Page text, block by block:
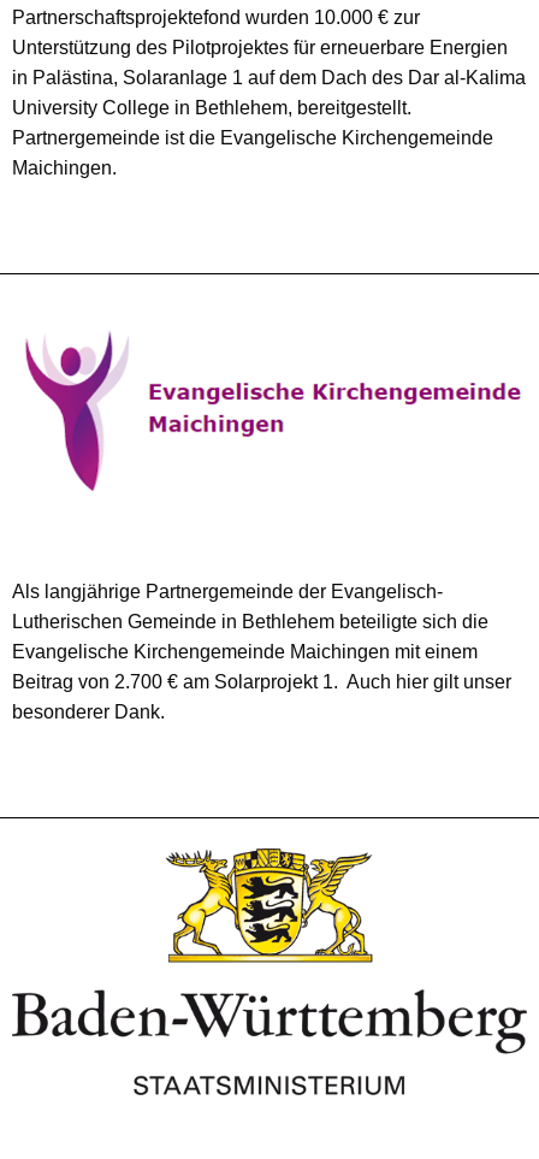
Partnerschaftsprojektefond wurden 10.000 € zur
Unterstützung des Pilotprojektes für erneuerbare Energien
in Palästina, Solaranlage 1 auf dem Dach des Dar al-Kalima
University College in Bethlehem, bereitgestellt.
Partnergemeinde ist die Evangelische Kirchengemeinde
Maichingen.
Als langjährige Partnergemeinde der Evangelisch-
Lutherischen Gemeinde in Bethlehem beteiligte sich die
Evangelische Kirchengemeinde Maichingen mit einem
Beitrag von 2.700 € am Solarprojekt 1. Auch hier gilt unser
besonderer Dank.